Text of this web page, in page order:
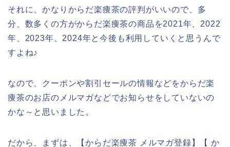
それに、かなりからだ楽痩茶の評判がいいので、多
分、数多くの方がからだ楽痩茶の商品を2021年、2022
年、2023年、2024年と今後も利用していくと思うんで
すよね♪
なので、クーポンや割引セールの情報などをからだ楽
痩茶のお店のメルマガなどでお知らせをしていないの
かな～と思いました。
だから、まずは、【からだ楽痩茶 メルマガ登録】【 か